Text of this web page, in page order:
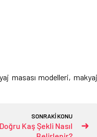
masası modelleri,
SONRAKİ KONU
Kaş Şekli Nasıl